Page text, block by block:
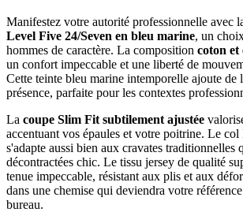
Manifestez votre autorité professionnelle avec
Level Five 24/Seven en bleu marine, un
hommes de caractère. La composition coton et
un confort impeccable et une liberté de
Cette teinte bleu marine intemporelle ajoute de
présence, parfaite pour les contextes
La coupe Slim Fit subtilement ajustée
accentuant vos épaules et votre poitrine. Le
s'adapte aussi bien aux cravates traditionnelles
décontractées chic. Le tissu jersey de qualité
tenue impeccable, résistant aux plis et aux
dans une chemise qui deviendra votre
bureau.